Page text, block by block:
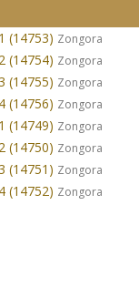
(14753) Zongora
(14754) Zongora
(14755) Zongora
(14756) Zongora
(14749) Zongora
(14750) Zongora
(14751) Zongora
(14752) Zongora